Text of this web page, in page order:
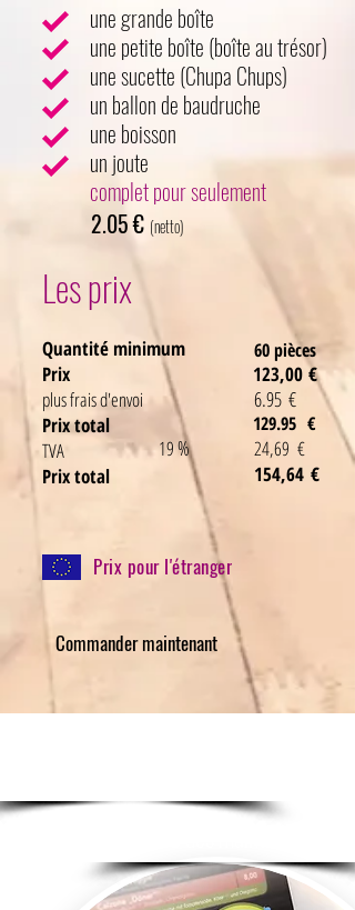
une grande boîte
une petite boîte (boîte au trésor)
une sucette (Chupa Chups)
un ballon de baudruche
une boisson
un joute
complet pour seulement
2.05€ (netto)
Les prix
Quantité minimum
Prix
plus frais d'envoi
Prix total
TVA
Prix total
19%
60 pièces
123,00 €
6.95 €
129.95 €
24,69 €
154,64 €
Prix pour l'étranger
Commander maintenant